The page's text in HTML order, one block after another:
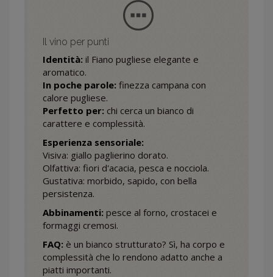
Il vino per punti
Identità: il Fiano pugliese elegante e
aromatico.
In poche parole: finezza campana con
calore pugliese.
Perfetto per: chi cerca un bianco di
carattere e complessità.
Esperienza sensoriale:
Visiva: giallo paglierino dorato.
Olfattiva: fiori d'acacia, pesca e nocciola.
Gustativa: morbido, sapido, con bella
persistenza.
Abbinamenti: pesce al forno, crostacei e
formaggi cremosi.
FAQ: è un bianco strutturato? Sì, ha corpo e
complessità che lo rendono adatto anche a
piatti importanti.